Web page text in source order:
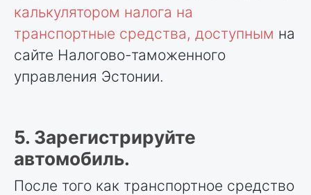
калькулятором налога на
транспортные средства, доступным на
сайте Налогово-таможенного
управления Эстонии.
5. Зарегистрируйте
автомобиль.
После того как транспортное средство